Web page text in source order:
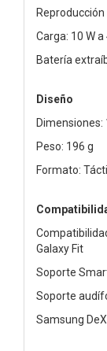
Carga: 10 W a
Batería
Diseño
Dimensiones:
Peso: 196 g
Formato: Táctil
Galaxy Fit
Soporte
Soporte
Samsung